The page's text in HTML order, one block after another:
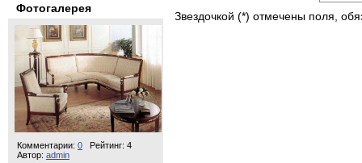
Фотогалерея
Комментарии: 0
Рейтинг: 4
Автор: admin
Звездочкой (*) отмечены поля,